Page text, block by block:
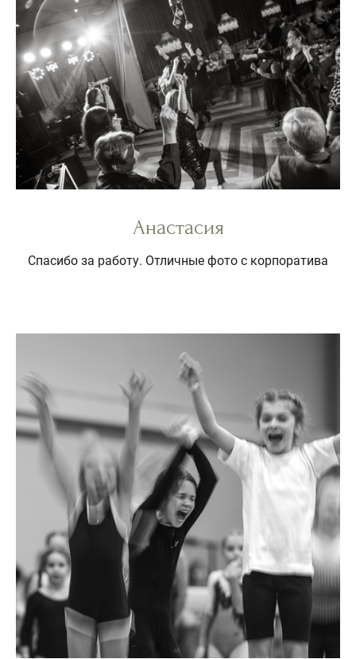
Анастасия
Спасибо за работу. Отличные фото с корпоратива